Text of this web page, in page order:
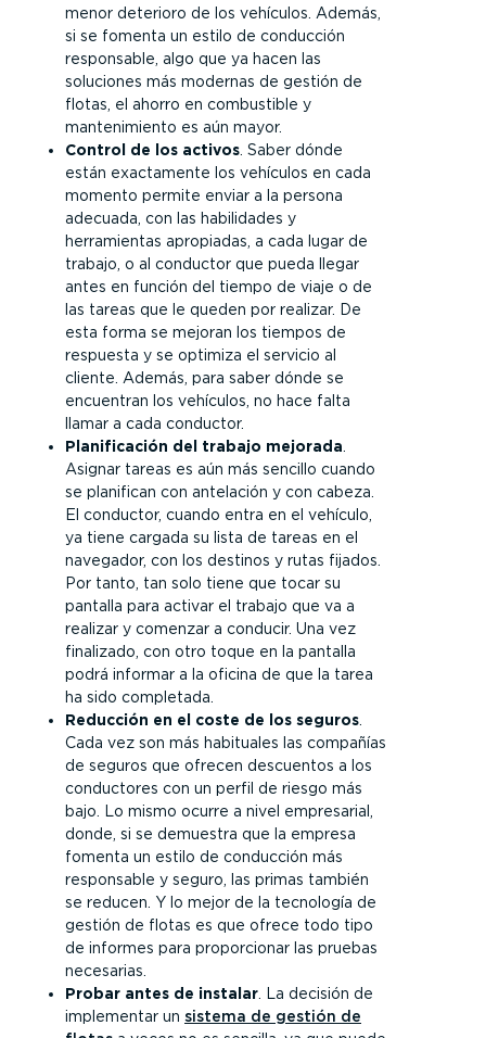
menor deterioro de los vehículos. Además,
si se fomenta un estilo de conducción
responsable, algo que ya hacen las
soluciones más modernas de gestión de
flotas, el ahorro en combustible y
mantenimiento es aún mayor.
Control de los activos . Saber dónde
están exactamente los vehículos en cada
momento permite enviar a la persona
adecuada, con las habilidades y
herramientas apropiadas, a cada lugar de
trabajo, o al conductor que pueda llegar
antes en función del tiempo de viaje o de
las tareas que le queden por realizar. De
esta forma se mejoran los tiempos de
respuesta y se optimiza el servicio al
cliente. Además, para saber dónde se
encuentran los vehículos, no hace falta
llamar a cada conductor.
Planificación del trabajo mejorada
Asignar tareas es aún más sencillo cuando
se planifican con antelación y con cabeza.
El conductor, cuando entra en el vehículo,
ya tiene cargada su lista de tareas en el
navegador, con los destinos y rutas fijados.
Por tanto, tan solo tiene que tocar su
pantalla para activar el trabajo que va a
realizar y comenzar a conducir. Una vez
finalizado, con otro toque en la pantalla
podrá informar a la oficina de que la tarea
ha sido completada.
Reducción en el coste de los seguros
Cada vez son más habituales las compañías
de seguros que ofrecen descuentos a los
conductores con un perfil de riesgo más
bajo. Lo mismo ocurre a nivel empresarial,
donde, si se demuestra que la empresa
fomenta un estilo de conducción más
responsable y seguro, las primas también
se reducen. Y lo mejor de la tecnología de
gestión de flotas es que ofrece todo tipo
de informes para proporcionar las pruebas
necesarias.
Probar antes de instalar . La decisión de
implementar un sistema de gestión de